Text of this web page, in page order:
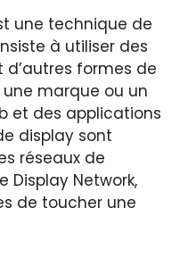
une technique de
à utiliser des
d’autres formes de
marque ou un
et des applications
display sont
réseaux de
Display Network,
de toucher une